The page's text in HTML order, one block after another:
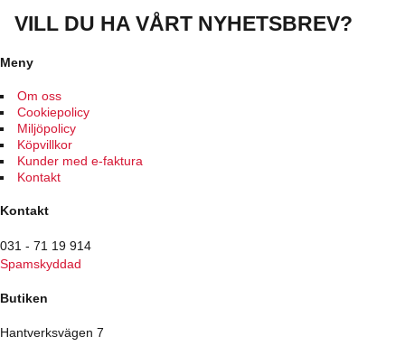
VILL DU HA VÅRT NYHETSBREV?
Meny
Om oss
Cookiepolicy
Miljöpolicy
Köpvillkor
Kunder med e-faktura
Kontakt
Kontakt
031 - 71 19 914
Spamskyddad
Butiken
Hantverksvägen 7